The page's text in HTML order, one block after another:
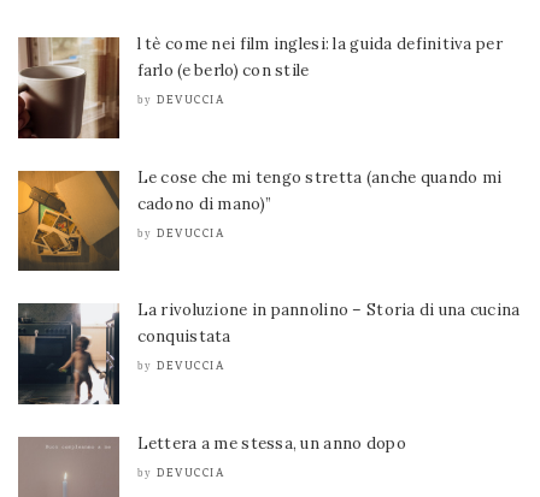
l tè come nei film inglesi: la guida definitiva per
farlo (e berlo) con stile
by DEVUCCIA
Le cose che mi tengo stretta (anche quando mi
cadono di mano)”
by DEVUCCIA
La rivoluzione in pannolino – Storia di una cucina
conquistata
by DEVUCCIA
Lettera a me stessa, un anno dopo
by DEVUCCIA